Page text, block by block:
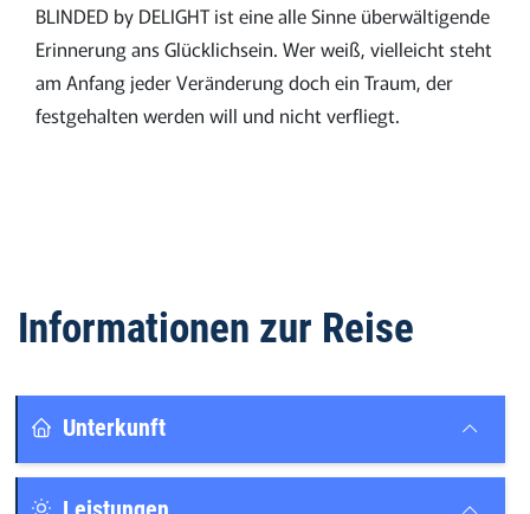
BLINDED by DELIGHT ist eine alle Sinne überwältigende
Erinnerung ans Glücklichsein. Wer weiß, vielleicht steht
am Anfang jeder Veränderung doch ein Traum, der
festgehalten werden will und nicht verfliegt.
Informationen zur Reise
Unterkunft